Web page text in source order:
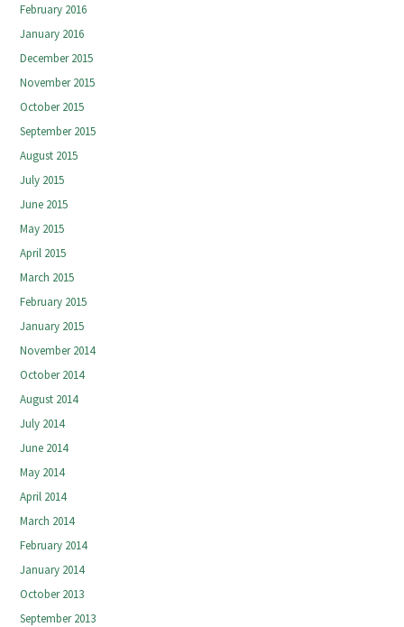
February 2016
January 2016
December 2015
November 2015
October 2015
September 2015
August 2015
July 2015
June 2015
May 2015
April 2015
March 2015
February 2015
January 2015
November 2014
October 2014
August 2014
July 2014
June 2014
May 2014
April 2014
March 2014
February 2014
January 2014
October 2013
September 2013